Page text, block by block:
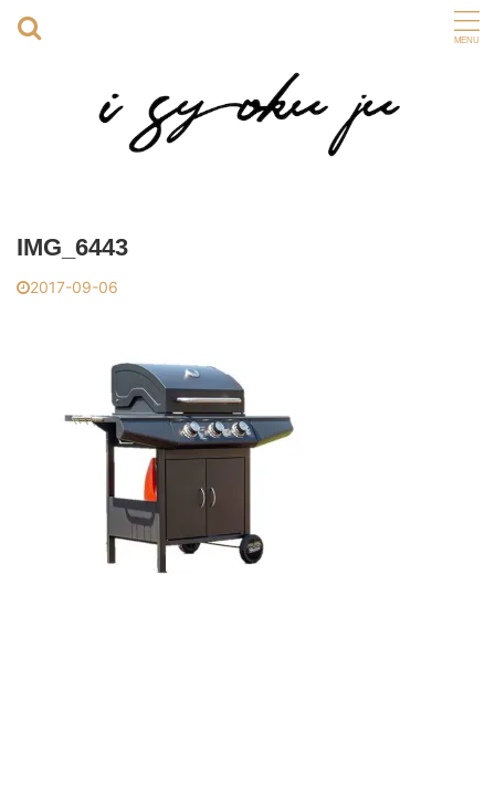
IMG_6443
2017-09-06